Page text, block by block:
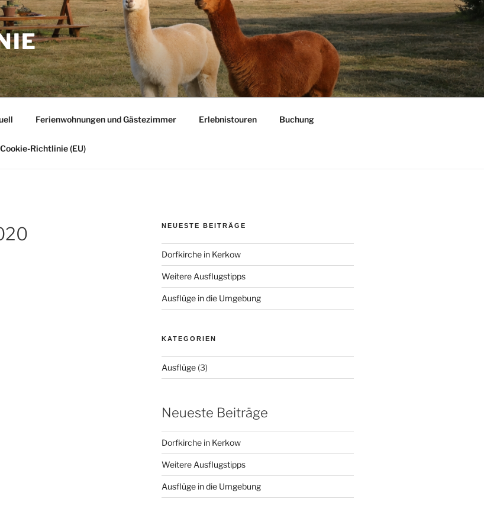
Ferienwohnungen und Gästezimmer Erlebnistouren Buchung
Cookie-Richtlinie (EU)
NEUESTE BEITRÄGE
Dorfkirche in Kerkow
Weitere Ausflugstipps
Ausflüge in die Umgebung
KATEGORIEN
Ausflüge(3)
Neueste Beiträge
Dorfkirche in Kerkow
Weitere Ausflugstipps
Ausflüge in die Umgebung